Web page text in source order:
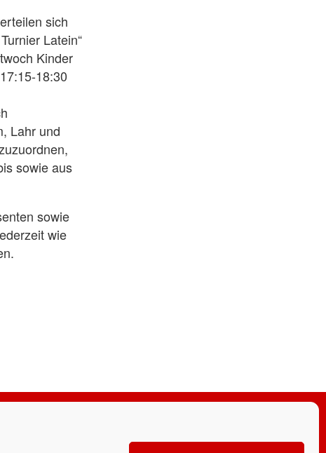
sich
Latein“
Kinder
18:30
Lahr und
sowie aus
sowie
wie